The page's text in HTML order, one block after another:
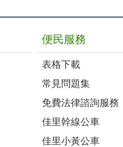
便民服務
表格下載
常見問題集
免費法律諮詢服務
佳里幹線公車
佳里小黃公車